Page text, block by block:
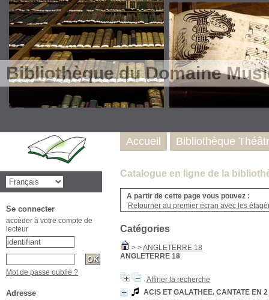
Bibliothèque du Domaine
Catalogue en ligne de la
A partir de cette page vous pouvez :
Retourner au premier écran avec les
Catégories
> >ANGLETERRE 18
ANGLETERRE 18
Affiner la recherche
ACIS ET GALATHEE. CANTATE EN
Accueil Bibliothèque
Se connecter
accéder à votre compte de
lecteur
Mot de passe oublié ?
Adresse